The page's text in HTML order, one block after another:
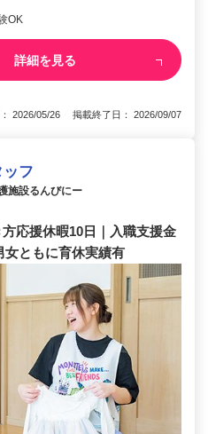
OK
詳細を見る
2026/05/26 掲載終了日： 2026/09/07
フ
施設るんびにー
応援休暇10日｜入職支援金
ともに育休実績有